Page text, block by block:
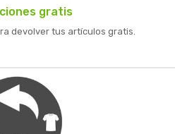
gratis
devolver tus artículos gratis.